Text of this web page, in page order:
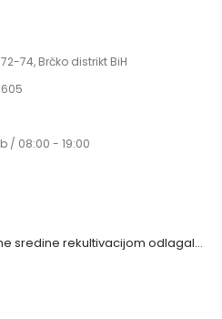
74, Brčko distrikt BiH
/ 08:00 - 19:00
Zaštita životne sredine rekultivacijom odlagališta